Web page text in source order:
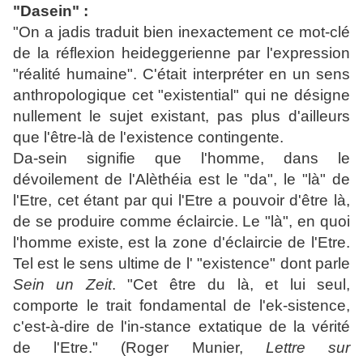
"Dasein" :
"On a jadis traduit bien inexactement ce mot-clé
de la réflexion heideggerienne par l'expression
"réalité humaine". C'était interpréter en un sens
anthropologique cet "existential" qui ne désigne
nullement le sujet existant, pas plus d'ailleurs
que l'être-là de l'existence contingente.
Da-sein signifie que l'homme, dans le
dévoilement de l'Alèthéia est le "da", le "là" de
l'Etre, cet étant par qui l'Etre a pouvoir d'être là,
de se produire comme éclaircie. Le "là", en quoi
l'homme existe, est la zone d'éclaircie de l'Etre.
Tel est le sens ultime de l' "existence" dont parle
Sein un Zeit. "Cet être du là, et lui seul,
comporte le trait fondamental de l'ek-sistence,
c'est-à-dire de l'in-stance extatique de la vérité
de l'Etre." (Roger Munier, Lettre sur